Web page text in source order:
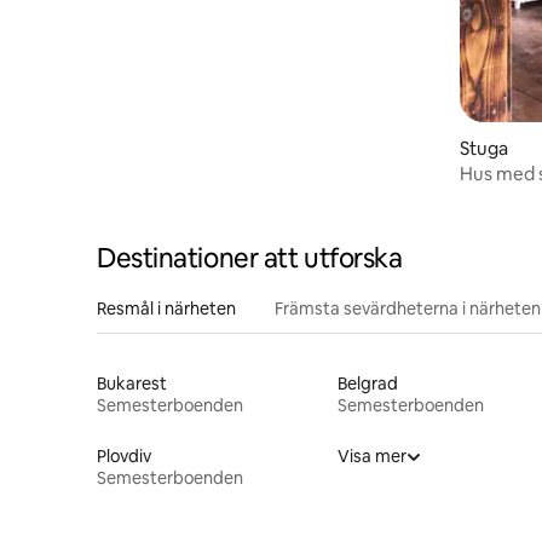
Stuga
Hus med
Destinationer att utforska
Resmål i närheten Främsta sevärdheterna i närheten
Bukarest
Semesterboenden
Belgrad
Semesterboenden
Plovdiv
Semesterboenden
Visa mer